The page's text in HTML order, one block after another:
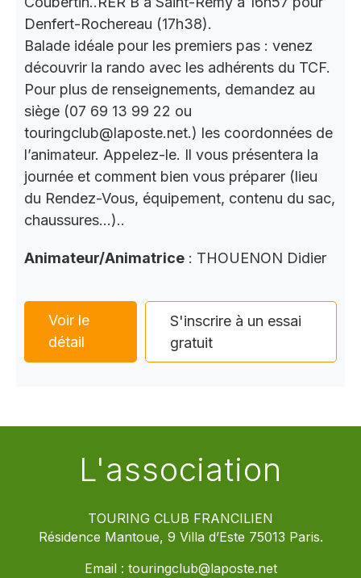
Denfert-Rochereau (17h38).
Balade idéale pour les premiers pas : venez
découvrir la rando avec les adhérents du TCF.
Pour plus de renseignements, demandez au
siège (07 69 13 99 22 ou
touringclub@laposte.net.) les coordonnées de
l’animateur. Appelez-le. Il vous présentera la
journée et comment bien vous préparer (lieu
du Rendez-Vous, équipement, contenu du sac,
chaussures…)..
Animateur/Animatrice : THOUENON Didier
Voir le
détail
S'inscrire à un essai
gratuit
L'association
TOURING CLUB FRANCILIEN
Résidence Mantoue, 9 Villa d’Este 75013 Paris.
Email : touringclub@laposte.net